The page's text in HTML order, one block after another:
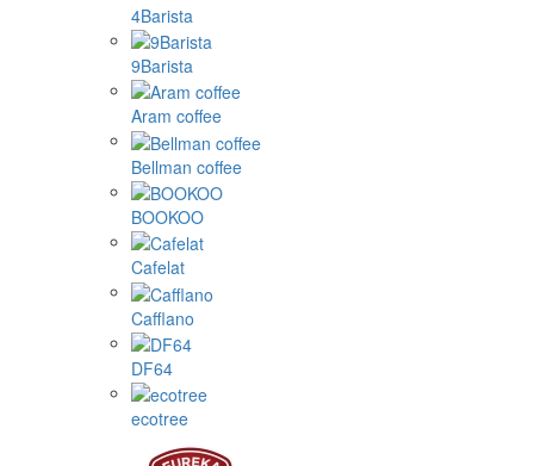
4Barista
9Barista
Aram coffee
Bellman coffee
BOOKOO
Cafelat
Cafflano
DF64
ecotree